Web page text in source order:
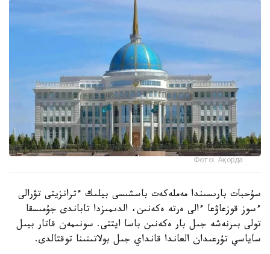
Фото: Ақорда
سۇحبات بارىسىندا مەملەكەت باسشىسى بيلىك ءترانزيتى تۋرالى
ءسوز قوزعاۋعا ءالى ەرتە ەكەنىن، الدىمىزدا تاباندى جۇمىسقا
تولى بىرنەشە جىل بار ەكەنىن باسا ايتتى. سونىمەن قاتار بيىل
ساياسي تۇرعىدان العاندا قانداي جىل بولاتىنىنا توقتالدى.